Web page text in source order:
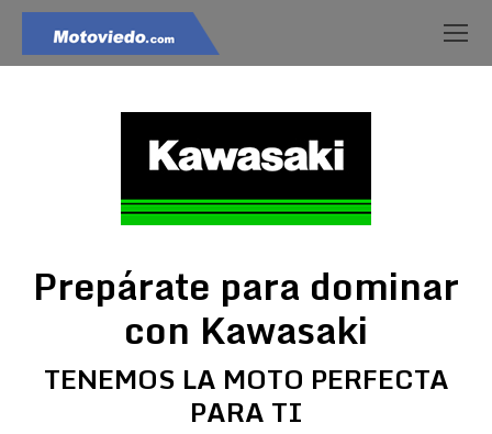
Prepárate para dominar
con Kawasaki
TENEMOS LA MOTO PERFECTA
PARA TI